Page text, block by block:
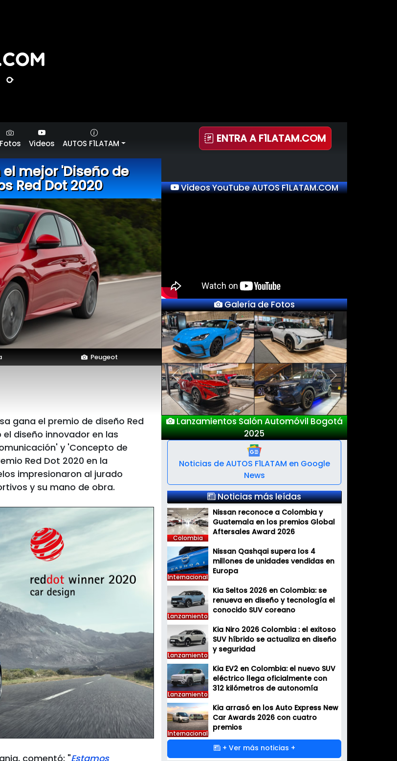
Fotos Videos AUTOS F1LATAM ENTRA A F1LATAM.COM
mejor 'Diseño de
Red Dot 2020
Peugeot
gana el premio de diseño Red
diseño innovador en las
y 'Concepto de
Red Dot 2020 en la
impresionaron al jurado
y su mano de obra.
comentó: "Estamos
Videos YouTube AUTOS F1LATAM.COM
Galería de Fotos
Lanzamientos Salón Automóvil Bogotá
2025
Nuevo
Previous Next
Noticias de AUTOS F1LATAM en Google
News
Noticias más leídas
Colombia
Nissan reconoce a Colombia y
Guatemala en los premios Global
Aftersales Award 2026
Internacional
Nissan Qashqai supera los 4
millones de unidades vendidas en
Europa
Lanzamiento
Kia Seltos 2026 en Colombia: se
renueva en diseño y tecnología el
conocido SUV coreano
Lanzamiento
Kia Niro 2026 Colombia : el exitoso
SUV híbrido se actualiza en diseño
y seguridad
Lanzamiento
Kia EV2 en Colombia: el nuevo SUV
eléctrico llega oficialmente con
312 kilómetros de autonomía
Internacional
Kia arrasó en los Auto Express New
Car Awards 2026 con cuatro
premios
+ Ver más noticias +